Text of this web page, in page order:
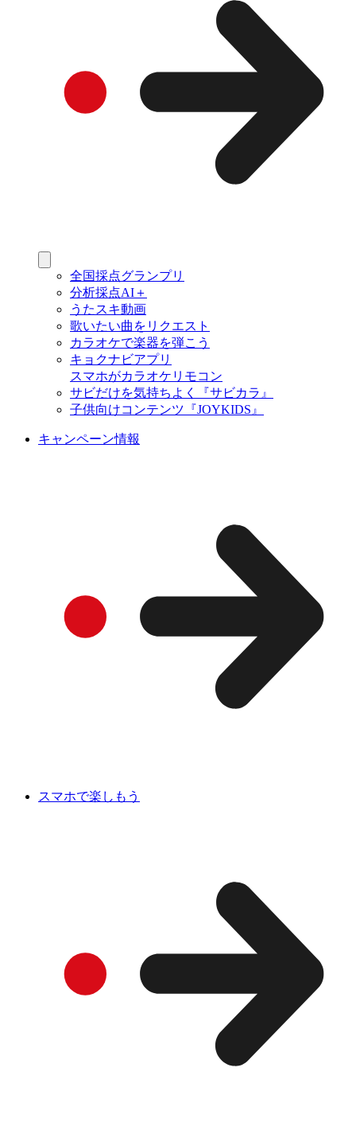
全国採点グランプリ
分析採点AI＋
うたスキ動画
歌いたい曲をリクエスト
カラオケで楽器を弾こう
キョクナビアプリ
スマホがカラオケリモコン
サビだけを気持ちよく『サビカラ』
子供向けコンテンツ『JOYKIDS』
キャンペーン情報
スマホで楽しもう